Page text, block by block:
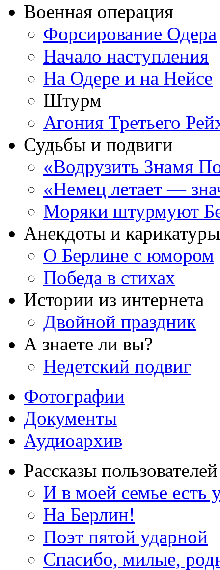
Военная операция
Форсирование Одера
Начало наступления
На Одере и на Нейсе
Штурм
Агония Третьего
Судьбы и подвиги
«Водрузить Знамя
«Немец летает —
Моряки штурмуют
Анекдоты и карикатуры
О Берлине с юмором
Победа в стихах
Истории из интернета
Двойной праздник
А знаете ли вы?
Недетский подвиг
Фотографии
Документы
Аудиоархив
Рассказы пользователей
И в моей семье есть
На Берлин!
Поэт пятой ударной
Спасибо, милые,